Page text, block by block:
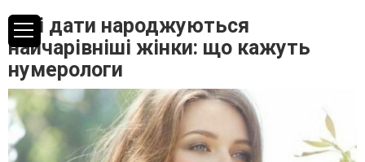
У ці дати народжуються
найчарівніші жінки: що кажуть
нумерологи